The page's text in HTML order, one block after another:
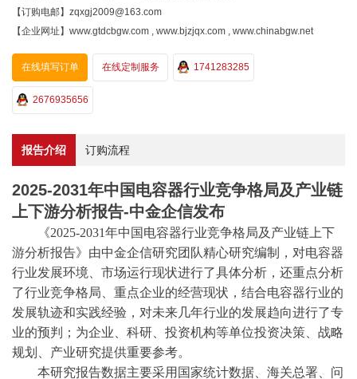
【订购电邮】zqxgj2009@163.com
【企业网址】www.gtdcbgw.com , www.bjzjqx.com , www.chinabgw.net
在线填写订单 在线定制服务 1741283285
2676935656
报告介绍 订购流程
2025-2031年中国电容器行业竞争格局及产业链
上下游分析报告-中金企信发布
《2025-2031年中国电容器行业竞争格局及 产业链上下
游分析报告》由中金企信研究团队精心研究编制，对电容器
行业发展环境、市场运行现状进行了具体分析，还重点分析
了行业竞争格局、重点企业的经营现状，结合电容器行业的
发展轨迹和实践经验，对未来几年行业的发展趋向进行了专
业的预判；为企业、科研、投资机构等单位投资决策、战略
规划、产业研究提供重要参考。
本研究报告数据主要采用国家统计数据、海关总署、问